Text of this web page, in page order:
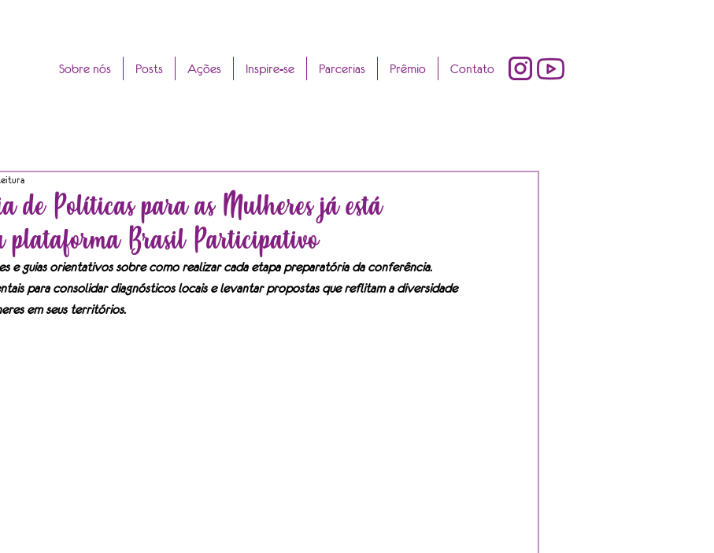
Sobre nós Posts Ações Inspire-se Parcerias Prêmio Contato
de Políticas para as Mulheres já está
plataforma Brasil Participativo
e guias orientativos sobre como realizar cada etapa preparatória da conferência.
para consolidar diagnósticos locais e levantar propostas que reflitam a diversidade
em seus territórios.